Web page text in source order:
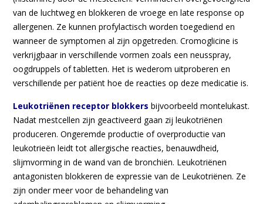
van de luchtweg en blokkeren de vroege en late response op
allergenen. Ze kunnen profylactisch worden toegediend en
wanneer de symptomen al zijn opgetreden. Cromoglicine is
verkrijgbaar in verschillende vormen zoals een neusspray,
oogdruppels of tabletten. Het is wederom uitproberen en
verschillende per patiënt hoe de reacties op deze medicatie is.
Leukotriënen receptor blokkers bijvoorbeeld montelukast.
Nadat mestcellen zijn geactiveerd gaan zij leukotriënen
produceren. Ongeremde productie of overproductie van
leukotrieën leidt tot allergische reacties, benauwdheid,
slijmvorming in de wand van de bronchiën. Leukotriënen
antagonisten blokkeren de expressie van de Leukotriënen. Ze
zijn onder meer voor de behandeling van